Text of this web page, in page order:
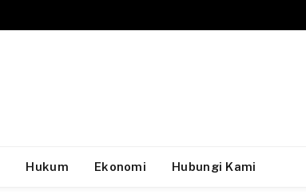
Hukum Ekonomi Hubungi Kami